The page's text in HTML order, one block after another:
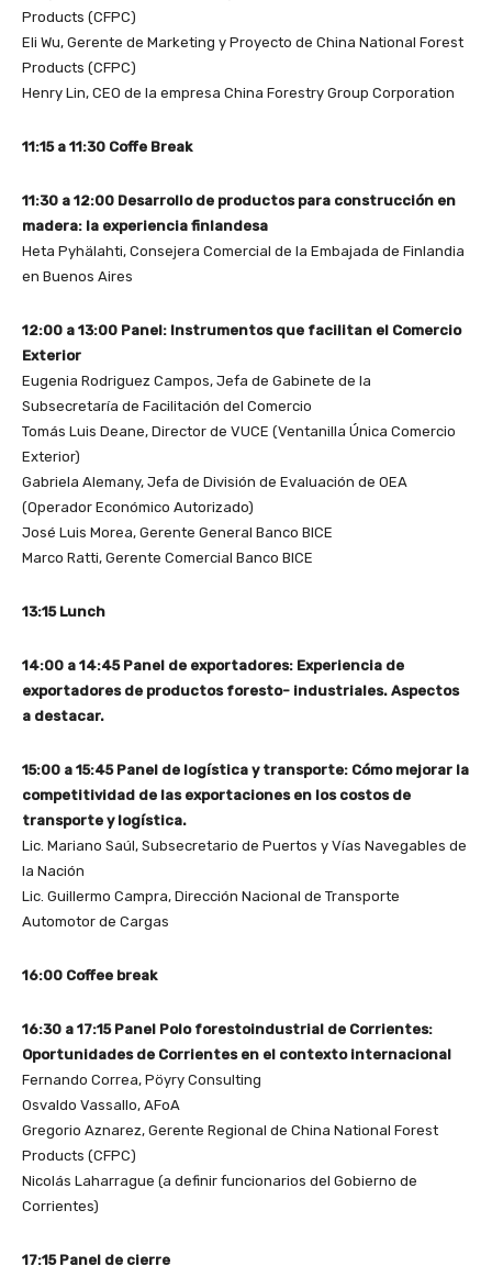
Products (CFPC)
Eli Wu, Gerente de Marketing y Proyecto de China National Forest
Products (CFPC)
Henry Lin, CEO de la empresa China Forestry Group Corporation
11:15 a 11:30 Coffe Break
11:30 a 12:00 Desarrollo de productos para construcción en
madera: la experiencia finlandesa
Heta Pyhälahti, Consejera Comercial de la Embajada de Finlandia
en Buenos Aires
12:00 a 13:00 Panel: Instrumentos que facilitan el Comercio
Exterior
Eugenia Rodriguez Campos, Jefa de Gabinete de la
Subsecretaría de Facilitación del Comercio
Tomás Luis Deane, Director de VUCE (Ventanilla Única Comercio
Exterior)
Gabriela Alemany, Jefa de División de Evaluación de OEA
(Operador Económico Autorizado)
José Luis Morea, Gerente General Banco BICE
Marco Ratti, Gerente Comercial Banco BICE
13:15 Lunch
14:00 a 14:45 Panel de exportadores: Experiencia de
exportadores de productos foresto- industriales. Aspectos
a destacar.
15:00 a 15:45 Panel de logística y transporte: Cómo mejorar la
competitividad de las exportaciones en los costos de
transporte y logística.
Lic. Mariano Saúl, Subsecretario de Puertos y Vías Navegables de
la Nación
Lic. Guillermo Campra, Dirección Nacional de Transporte
Automotor de Cargas
16:00 Coffee break
16:30 a 17:15 Panel Polo forestoindustrial de Corrientes:
Oportunidades de Corrientes en el contexto internacional
Fernando Correa, Pöyry Consulting
Osvaldo Vassallo, AFoA
Gregorio Aznarez, Gerente Regional de China National Forest
Products (CFPC)
Nicolás Laharrague (a definir funcionarios del Gobierno de
Corrientes)
17:15 Panel de cierre